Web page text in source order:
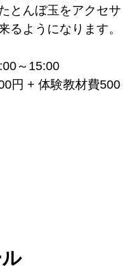
とんぼ玉をアクセサ
るようになります。
～15:00
円 + 体験教材費500